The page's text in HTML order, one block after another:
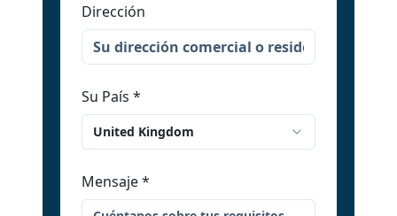
Dirección
Su País *
United Kingdom
Mensaje*